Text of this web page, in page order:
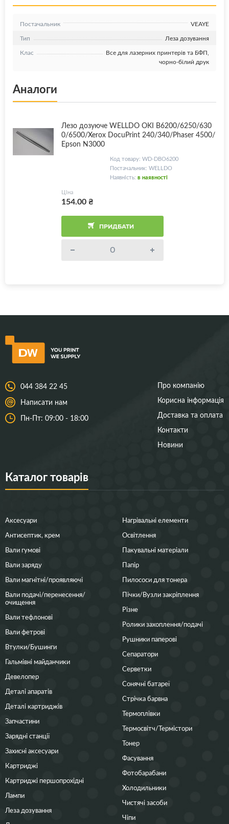
Постачальник
VEAYE
Тип
Леза дозування
Клас
Все для лазерних принтерів та БФП,
чорно-білий друк
Аналоги
Лезо дозуюче WELLDO OKI B6200/6250/630
0/6500/Xerox DocuPrint 240/340/Phaser 4500/
Epson N3000
Код товару: WD-DBO6200
Постачальник: WELLDO
Наявність: в наявності
Ціна
154.00₴
ПРИДБАТИ
044 384 22 45
Написати нам
Пн-Пт: 09:00 - 18:00
Про компанію
Корисна інформація
Доставка та оплата
Контакти
Новини
Каталог товарів
Аксесуари
Антисептик, крем
Вали гумові
Вали заряду
Вали магнітні/проявляючі
Вали подачі/перенесення/
очищення
Вали тефлонові
Вали фетрові
Втулки/Бушинги
Гальмівні майданчики
Девелопер
Деталі апаратів
Деталі картриджів
Запчастини
Зарядні станції
Захисні аксесуари
Картриджі
Картриджі першопрохідні
Лампи
Леза дозування
Нагрівальні елементи
Освітлення
Пакувальні матеріали
Папір
Пилососи для тонера
Пічки/Вузли закріплення
Різне
Ролики захоплення/подачі
Рушники паперові
Сепаратори
Серветки
Сонячні батареї
Стрічка барвна
Термоплівки
Термосвітч/Термістори
Тонер
Фасування
Фотобарабани
Холодильники
Чистячі засоби
Чіпи